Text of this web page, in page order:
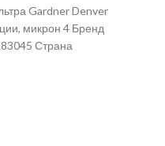
Gardner Denver
микрон 4 Бренд
Страна